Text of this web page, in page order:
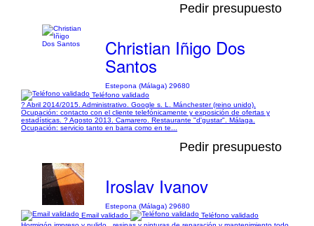
Pedir presupuesto
Christian Iñigo Dos
Santos
Estepona (Málaga) 29680
Teléfono validado
? Abril 2014/2015. Administrativo. Google s. L. Mánchester (reino unido).
Ocupación: contacto con el cliente telefónicamente y exposición de ofertas y
estadísticas. ? Agosto 2013. Camarero. Restaurante "d'gustar". Málaga.
Ocupación: servicio tanto en barra como en te...
Pedir presupuesto
Iroslav Ivanov
Estepona (Málaga) 29680
Email validado
Teléfono validado